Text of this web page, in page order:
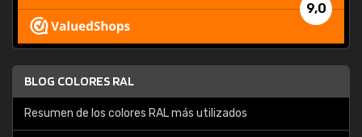
9,0
BLOG COLORES RAL
Resumen de los colores RAL más utilizados